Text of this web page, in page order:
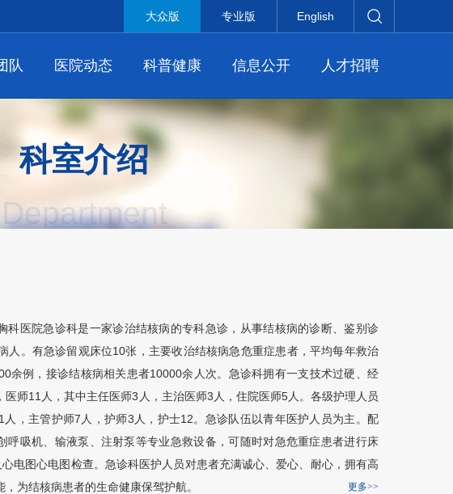
大众版 专业版 English
队 医院动态 科普健康 信息公开 人才招聘
科室介绍
Department
科医院急诊科是一家诊治结核病的专科急诊，从事结核病的诊断、鉴别诊
人。有急诊留观床位10张，主要收治结核病急危重症患者，平均每年救治
余例，接诊结核病相关患者10000余人次。 急诊科拥有一支技术过硬、经
医师11人，其中主任医师3人，主治医师3人，住院医师5人。各级护理人员
人，主管护师7人，护师3人，护士12。急诊队伍以青年医护人员为主。配
呼吸机、输液泵、注射泵等专业急救设备，可随时对急危重症患者进行床
电图心电图检查。 急诊科医护人员对患者充满诚心、爱心、耐心，拥有高
为结核病患者的生命健康保驾护航。
更多>>